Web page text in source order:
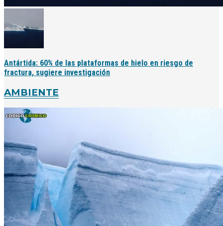
Antártida: 60% de las plataformas de hielo en riesgo de
fractura, sugiere investigación
AMBIENTE